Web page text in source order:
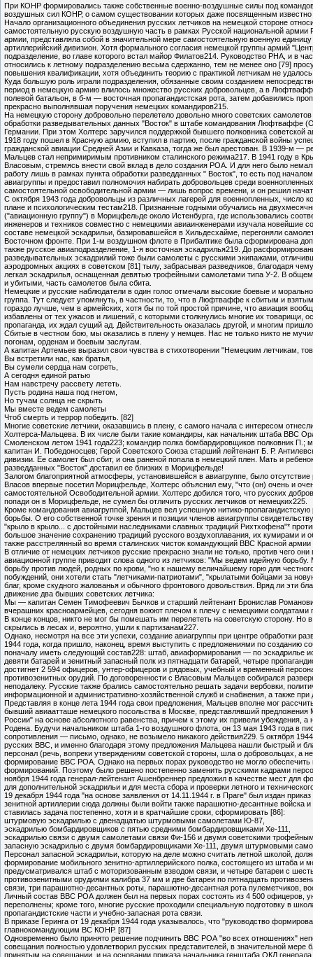
При КОНР формировались также собственные военно-воздушные силы под
воздушных сил КОНР, о самом существовании которых даже посвященным известно
Начало организационного объединения русских летчиков на немецкой стороне
самостоятельную русскую воздушную часть в рамках Русской национальной
армии, представляла собой в значительной мере самостоятельную военную
артиллерийский дивизион. Хотя формального согласия немецкой группы армий
подразделение, во главе которого встал майор Филатов214. Руководство РНА, и в
относились к летному подразделению весьма сдержанно, тем не менее оно [79]
повышения квалификации, хотя объединить теорию с практикой летчикам не
Куда большую роль играли подразделения, обязанные своим созданием
период в немецкую армию влилось множество русских добровольцев, а в
полевой батальон, в б-м — восточная пропагандистская рота, затем добавились
прекрасно выполнявшая поручения немецких командиров215.
На немецкую сторону добровольно перелетело довольно много советских
обработки разведывательных данных "Восток" в штабе командования Люфтваффе
Германии. При этом Холтерс заручился поддержкой бывшего полковника
1918 году пошел в Красную армию, вступил в партию, после гражданской войны
гражданской авиации Средней Азии и Кавказа, тогда же был арестован. В 1939-м —
Мальцев стал непримиримым противником сталинского режима217. В 1941 году в
Власовым, стремясь внести свой вклад в дело создания РОА. И для него было
работу лишь в рамках пункта обработки разведданных " Восток", то есть под
авиагруппы и предоставил полномочия набирать добровольцев среди
самостоятельной освободительной армии — лишь вопрос времени, и он решил
С октября 1943 года добровольцы из различных лагерей для военнопленных, число
плане и психологическим тестам218. Признанные годными обучались на
("авиационную группу") в Морицфельде около Истенбурга, где использовались
инженеров и техников совместно с немецкими авиаинженерами изучала новейшие
составе немецкой эскадрильи, базировавшейся в Хильдесхайме, перегоняли
Восточном фронте. При 1-м воздушном флоте в Прибалтике была сформирована
также русское авиаподразделение, 1-я восточная эскадрилья219. До
разведывательных эскадрилий тоже были самолеты с русскими экипажами,
аэродромных акциях в советском [81] тылу, забрасывая разведчиков, благодаря
легкая эскадрилья, оснащенная девятью трофейными самолетами типа У-2. В
и убитыми, часть самолетов была сбита.
Немецкие и русские наблюдатели в один голос отмечали высокие боевые и
группа. Тут следует упомянуть, в частности, то, что в Люфтваффе к сбитым и
гораздо лучше, чем в армейских, хотя бы по той простой причине, что авиация
избавлены от тех ужасов и лишений, с которыми столкнулись многие их товарищи,
пропаганда, их ждал сущий ад. Действительность оказалась другой, и многим
Сбитые в честном бою, мы оказались в плену у немцев. Нас не только никто не
погонам, орденам и боевым заслугам.
А капитан Артемьев выразил свои чувства в стихотворении "Немецким летчикам,
Вы встретили нас, как братья,
Вы сумели сердца нам согреть,
А сегодня единой ратью
Нам навстречу рассвету лететь.
Пусть родина наша под гнетом,
Но тучам солнца не скрыть
Мы вместе ведем самолеты
Чтоб смерть и террор победить. [82]
Многие советские летчики, оказавшись в плену, с самого начала с интересом
Холтерса-Мальцева. В их числе были такие командиры, как начальник штаба ВВС
Смоленском летом 1941 года223; командир полка бомбардировщиков полковник
капитан И. Победоносцев; Герой Советского Союза старший лейтенант Б. Р.
дивизии. Ее самолет был сбит, и она раненой попала в немецкий плен. Мать и
разведданных "Восток" доставил ее близких в Морицфельде!
Залогом благоприятной атмосферы, установившейся в авиагpyппe, было
Власов впервые посетил Морицфельде, Холтерс объяснил ему, "что (он) очень и
самостоятельной Освободительной армии. Холтерс добился того, что русских
попади он в Морицфельде, не сумел бы отличить русских летчиков от немецких225.
Кроме командования авиагруппой, Мальцев вел успешную нитико-
борьбы. О его собственной точке зрения и позиции членов авиагруппы
"крыло в крыло... с достойными наследниками славных традиций Рихтхофена"*
большое значение сохранению традиций русского воздухоплавания, их кумирами
также расстрелянный во время сталинских чисток командующий ВВС Красной
В отличие от немецких летчиков русские прекрасно знали не только, против чего
авиационной группе приводит слова одного из летчиков: "Мы ведем идейную
борьбу против людей, родных по крови, "но к нашему величайшему горю для
побуждений, они хотели стать "летчиками-патриотами", "крылатыми бойцами за
благ, кроме скудного жалованья и обычного фронтового довольствия. Вряд ли эти
движение два бывших советских летчика:
Мы — капитан Семен Тимофеевич Бычков и старший лейтенант Бронислав
вчерашних красноармейцев, сегодня воюют плечом к плечу с немецкими солдатами
В конце концов, никто не мог бы помешать им перелететь на советскую сторону. Но
скрылись в лесах и, вероятно, ушли к партизанам227.
Однако, несмотря на все эти успехи, создание авиагруппы при центре обработки
1944 года, когда пришло, наконец, время выступить с предложениями по
поначалу иметь следующий состав228: штаб, авиаформирования — по эскадрилье
девяти батарей и зенитный запасный полк из пятнадцати батарей, четыре
достигнет 2 594 офицеров, унтер-офицеров и рядовых, учебный и временный
противозенитных орудий. По договоренности с Власовым Мальцев собирался
неподалеку. Русские также брались самостоятельно решать задачи вербовки,
информационной и административно-хозяйственной служб и снабжения, а также
Представляя в конце лета 1944 года свои предложения, Мальцев вполне мог
бывший авиаатташе немецкого посольства в Москве, представлявший
России" на основе абсолютного равенства, причем к этому их привели убеждения,
Родена. Будучи начальником штаба 1-го воздушного флота, он 13 мая 1943 года в
сопротивления — письмо, однако, не возымело никакого действия229. 5 октября
русских ВВС, и именно благодаря этому предложения Мальцева нашли быстрый и
персонал (речь, вопреки утверждениям советской стороны, шла о добровольцах, а
формирование ВВС РОА. Однако на первых порах руководство не могло
формирований. Поэтому было решено постепенно заменить русскими кадрами
ноября 1944 года генерал-лейтенант Ашенбреннер предложил в качестве мест
для дополнительной эскадрильи и для места сбора и проверки летного и
19 декабря 1944 года "на основе заявления от 14.11.1944 г. в Праге" был издан
зенитной артиллерии сюда должны были войти также парашютно-десантные войска
ставилась задача постепенно, хотя и в кратчайшие сроки, сформировать [86]:
штурмовую эскадрилью с двенадцатью штурмовыми самолетами Ю-87,
эскадрилью бомбардировщиков с пятью средними бомбардировщиками Хе-111,
эскадрилью связи с двумя самолетами связи Фи-156 и двумя советскими
запасную эскадрилью с двумя бомбардировщиками Хе-111, двумя штурмовыми
Персонал запасной эскадрильи, которую на деле можно считать летной школой,
формирование мобильного зенитно-артиллерийского полка, состоящего из штаба
предусматривался штаб с моторизованным взводом связи, и четыре батареи с
противозенитными орудиями калибра 37 мм и две батареи по пятнадцать
связи, три парашютно-десантных роты, парашютно-десантная рота пулеметчиков,
Личный состав ВВС РОА должен был на первых порах состоять из 4 500 офицеров,
переполнены; кроме того, многие русские проходили специальную подготовку в
пропагандистские части и учебно-запасная рота связи.
В приказе Геринга от 19 декабря 1944 года указывалось, что "руководство
главнокомандующим ВС КОНР. [87]
Одновременно было принято решение подчинить ВВС РОА "во всех отношениях"
совещания полностью удовлетворил русских представителей, в значительной
принятым на совещании, и на основании приказа начальника генштаба ОКЛ